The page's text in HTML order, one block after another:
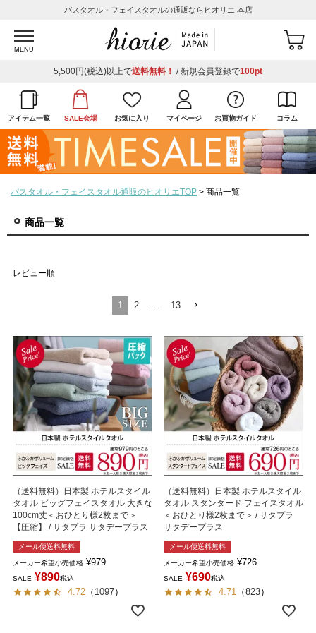
バスタオル・フェイスタオルの通販ならヒオリエ 本店
MENU
5,500円(税込)以上で送料無料！ / 新規会員登録で100pt
アイテム一覧 SALE会場 お気に入り マイページ お買物ガイド コラム
バスタオル・フェイスタオル通販のヒオリエTOP 商品一覧
商品一覧
レビュー順
1 2 … 13
（送料無料）日本製 ホテルスタイル
タオル ビッグフェイスタオル 大きな
100cm丈＜おひとり様2枚まで＞
【圧縮】 / サタプラ サタデープラス
メール便送料無料
メーカー希望小売価格 ¥979
SALE ¥890税込
4.72 （ 1097）
（送料無料）日本製 ホテルスタイル
タオル スタンダード フェイスタオル
＜おひとり様2枚まで＞ / サタプラ
サタデープラス
メール便送料無料
メーカー希望小売価格 ¥726
SALE ¥690税込
4.71 （823）